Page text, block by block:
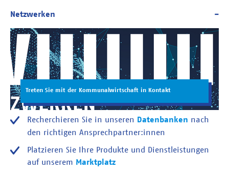
Treten Sie mit der Kommunalwirtschaft in Kontakt
Recherchieren Sie in unseren Datenbanken nach
den richtigen Ansprechpartner:innen
Platzieren Sie Ihre Produkte und Dienstleistungen
auf unserem Marktplatz